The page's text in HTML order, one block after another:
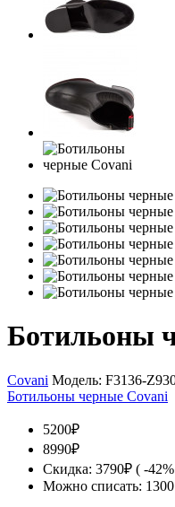
Ботильоны
Covani Модель: F3136-
Ботильоны черные Covani
5200₽
8990₽
Скидка: 3790₽ ( -
Можно списать: 1300